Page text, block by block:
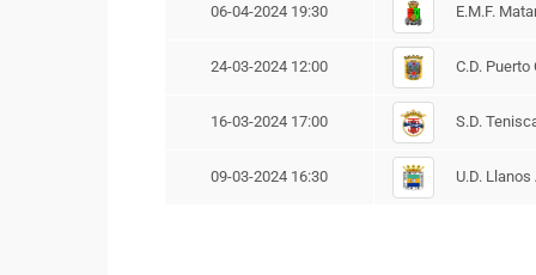
06-04-2024 19:30 E.M.F.
24-03-2024 12:00 C.D. Puerto
16-03-2024 17:00 S.D.
09-03-2024 16:30 U.D.